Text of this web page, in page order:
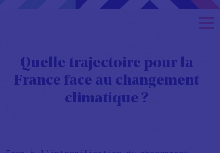
Quelle trajectoire pour la
France face au changement
climatique ?